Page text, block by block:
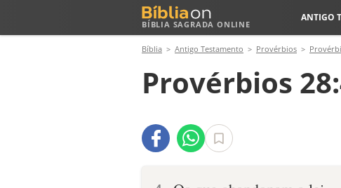
BÍBLIA SAGRADA ONLINE
ANTIGO
Bíblia Antigo Testamento Provérbios
Provérbios